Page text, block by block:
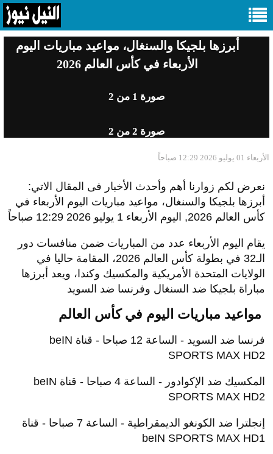
أبرزها بلجيكا والسنغال، مواعيد مباريات اليوم
الأربعاء في كأس العالم 2026
صورة 1 من 2
صورة 2 من 2
الأربعاء 01 يوليو 2026 12:29 صباحاً
نعرض لكم زوارنا أهم وأحدث الأخبار فى المقال الاتي:
أبرزها بلجيكا والسنغال، مواعيد مباريات اليوم الأربعاء في
كأس العالم 2026, اليوم الأربعاء 1 يوليو 2026 12:29 صباحاً
يقام اليوم الأربعاء عدد من المباريات ضمن منافسات دور
الـ32 في بطولة كأس العالم 2026، المقامة حاليا في
الولايات المتحدة الأمريكية والمكسيك وكندا، ويعد أبرزها
مباراة بلجيكا ضد السنغال وفرنسا ضد السويد
فرنسا ضد السويد - الساعة 12 صباحا - قناة beIN
SPORTS MAX HD2
المكسيك ضد الإكوادور - الساعة 4 صباحا - قناة beIN
SPORTS MAX HD2
إنجلترا ضد الكونغو الديمقراطية - الساعة 7 صباحا - قناة
beIN SPORTS MAX HD1